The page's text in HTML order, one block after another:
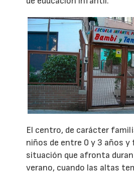
El centro, de carácter
niños de entre 0 y 3 años y
situación que afronta
verano, cuando las altas